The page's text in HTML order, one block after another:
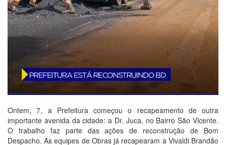
Ontem, 7, a Prefeitura começou o recapeamento de outra
importante avenida da cidade: a Dr. Juca, no Bairro São Vicente.
O trabalho faz parte das ações de reconstrução de Bom
Despacho. As equipes de Obras já recapearam a Vivaldi Brandão